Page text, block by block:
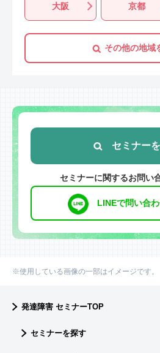
大阪 京都
その他の地域
セミナー
セミナーに関するお問い
LINEで問い合
※使用している画像の一部はイメージです。
発達障害 セミナーTOP
セミナーを探す